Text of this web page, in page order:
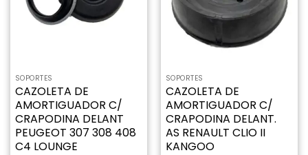
SOPORTES
CAZOLETA DE
AMORTIGUADOR C/
CRAPODINA DELANT
PEUGEOT 307 308 408
C4 LOUNGE
SOPORTES
CAZOLETA DE
AMORTIGUADOR C/
CRAPODINA DELANT.
AS RENAULT CLIO II
KANGOO